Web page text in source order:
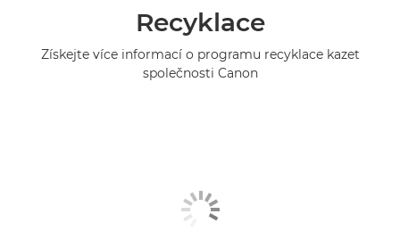
Recyklace
Získejte více informací o programu recyklace kazet
společnosti Canon